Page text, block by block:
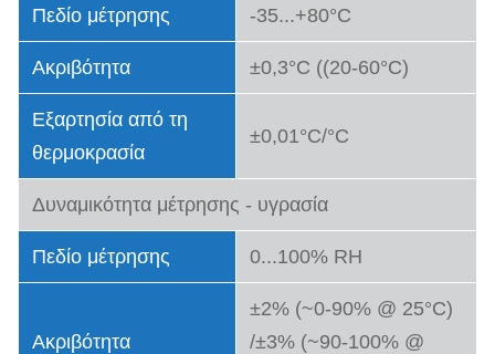
Πεδίο μέτρησης -35...+80°C
Ακριβότητα ±0,3°C ((20-60°C)
Εξαρτησία από τη
θερμοκρασία
±0,01°C/°C
Δυναμικότητα μέτρησης - υγρασία
Πεδίο μέτρησης 0...100% RH
Ακριβότητα
±2% (~0-90% @ 25°C)
/±3% (~90-100% @